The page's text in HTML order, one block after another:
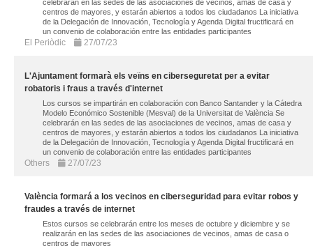
celebrarán en las sedes de las asociaciones de vecinos, amas de casa y
centros de mayores, y estarán abiertos a todos los ciudadanos La iniciativa
de la Delegación de Innovación, Tecnología y Agenda Digital fructificará en
un convenio de colaboración entre las entidades participantes
El Periòdic 27/07/23
L'Ajuntament formarà els veïns en ciberseguretat per a evitar
robatoris i fraus a través d'internet
Los cursos se impartirán en colaboración con Banco Santander y la Cátedra
Modelo Económico Sostenible (Mesval) de la Universitat de València Se
celebrarán en las sedes de las asociaciones de vecinos, amas de casa y
centros de mayores, y estarán abiertos a todos los ciudadanos La iniciativa
de la Delegación de Innovación, Tecnología y Agenda Digital fructificará en
un convenio de colaboración entre las entidades participantes
Others 27/07/23
València formará a los vecinos en ciberseguridad para evitar robos y
fraudes a través de internet
Estos cursos se celebrarán entre los meses de octubre y diciembre y se
realizarán en las sedes de las asociaciones de vecinos, amas de casa o
centros de mayores